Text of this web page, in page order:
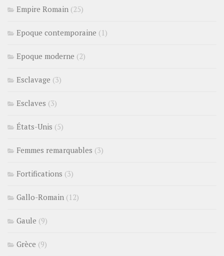
Empire Romain (25)
Epoque contemporaine (1)
Epoque moderne (2)
Esclavage (3)
Esclaves (3)
États-Unis (5)
Femmes remarquables (3)
Fortifications (3)
Gallo-Romain (12)
Gaule (9)
Grèce (9)